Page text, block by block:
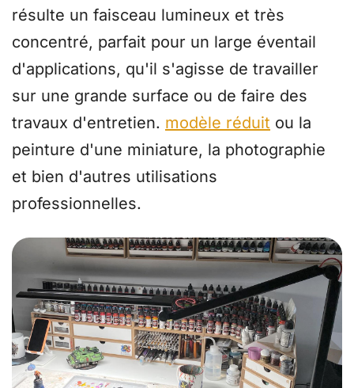
résulte un faisceau lumineux et très
concentré, parfait pour un large éventail
d'applications, qu'il s'agisse de travailler
sur une grande surface ou de faire des
travaux d'entretien. modèle réduit ou la
peinture d'une miniature, la photographie
et bien d'autres utilisations
professionnelles.